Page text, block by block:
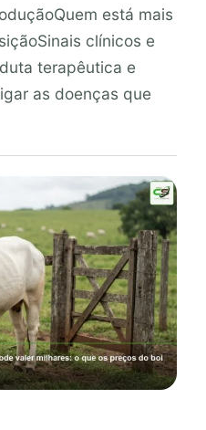
está mais
clínicos e
terapêutica e
as doenças que